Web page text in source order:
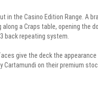
in the Casino Edition Range.
a Craps table, opening
back repeating system.
give the deck the
Cartamundi on their premium